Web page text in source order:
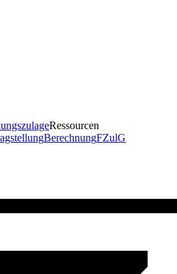
Ressourcen
BerechnungFZulG